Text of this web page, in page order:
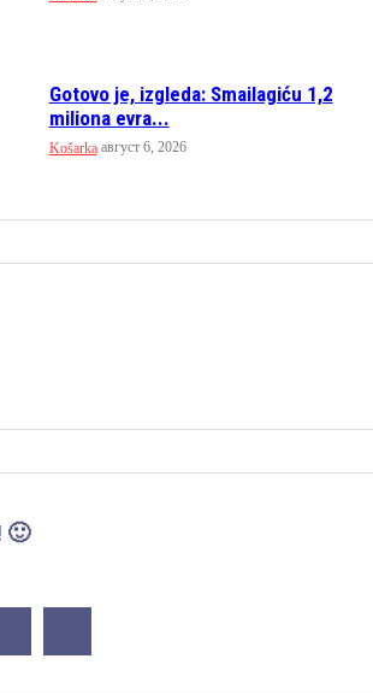
Gotovo je, izgleda: Smailagiću 1,2
miliona evra...
Košarka август 6, 2026
🙂